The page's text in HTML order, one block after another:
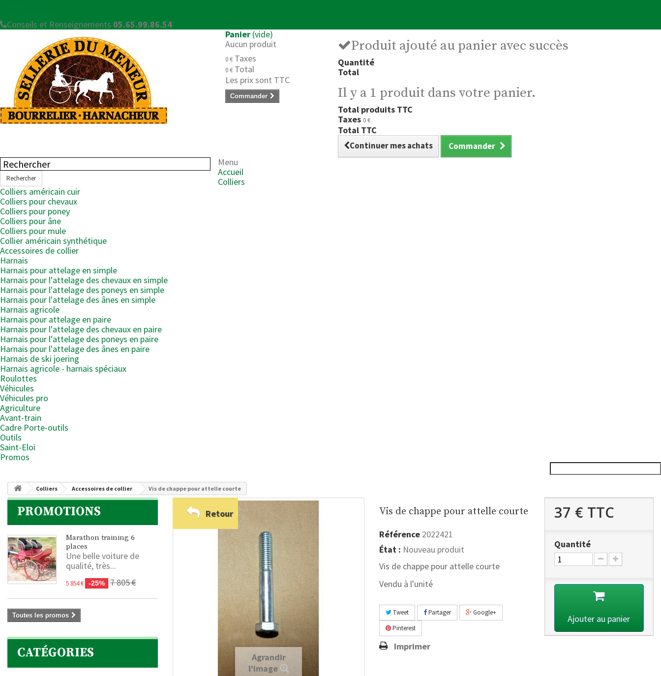
Conseils et Renseignements 05.65.99.86.54
Panier (vide)
Aucun produit
0 € Taxes
0 € Total
Les prix sont TTC
Commander
Produit ajouté au panier avec succès
Quantité
Total
Il y a 1 produit dans votre panier.
Total produits TTC
Taxes 0 €
Total TTC
Continuer mes achats Commander
Rechercher
Menu
Accueil
Colliers
Colliers américain cuir
Colliers pour chevaux
Colliers pour poney
Colliers pour âne
Colliers pour mule
Collier américain synthétique
Accessoires de collier
Harnais
Harnais pour attelage en simple
Harnais pour l'attelage des chevaux en simple
Harnais pour l'attelage des poneys en simple
Harnais pour l'attelage des ânes en simple
Harnais agricole
Harnais pour attelage en paire
Harnais pour l'attelage des chevaux en paire
Harnais pour l'attelage des poneys en paire
Harnais pour l'attelage des ânes en paire
Harnais de ski joering
Harnais agricole - harnais spéciaux
Roulottes
Véhicules
Véhicules pro
Agriculture
Avant-train
Cadre Porte-outils
Outils
Saint-Eloi
Promos
Colliers Accessoires de collier Vis de chappe pour attelle courte
PROMOTIONS
Marathon training 6
places
Une belle voiture de
qualité, très...
5 854 € -25% 7 805 €
Toutes les promos
CATÉGORIES
Retour
Agrandir
l'image
Vis de chappe pour attelle courte
Référence 2022421
État : Nouveau produit
Vis de chappe pour attelle courte
Vendu à l'unité
Tweet Partager
Google+
Pinterest
Imprimer
37 € TTC
Quantité
Ajouter au panier